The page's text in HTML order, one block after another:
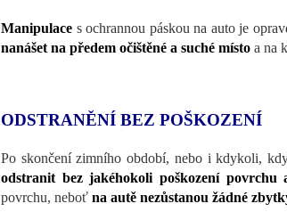
Manipulace s ochrannou páskou na auto je
nanášet na předem očištěné a suché místo a na
ODSTRANĚNÍ BEZ POŠKOZENÍ
Po skončení zimního období, nebo i kdykoli,
odstranit bez jakéhokoli poškození povrchu
povrchu, neboť na autě nezůstanou žádné